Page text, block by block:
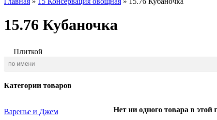
15.76 Кубаночка
Плиткой
Категории товаров
Варенье и Джем
Нет ни одного товара в этой